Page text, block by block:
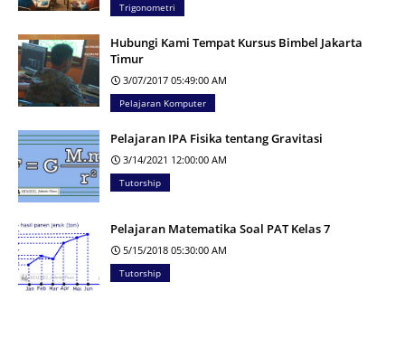
Trigonometri
Hubungi Kami Tempat Kursus Bimbel Jakarta
Timur
3/07/2017 05:49:00 AM
Pelajaran Komputer
Pelajaran IPA Fisika tentang Gravitasi
3/14/2021 12:00:00 AM
Tutorship
Pelajaran Matematika Soal PAT Kelas 7
5/15/2018 05:30:00 AM
Tutorship